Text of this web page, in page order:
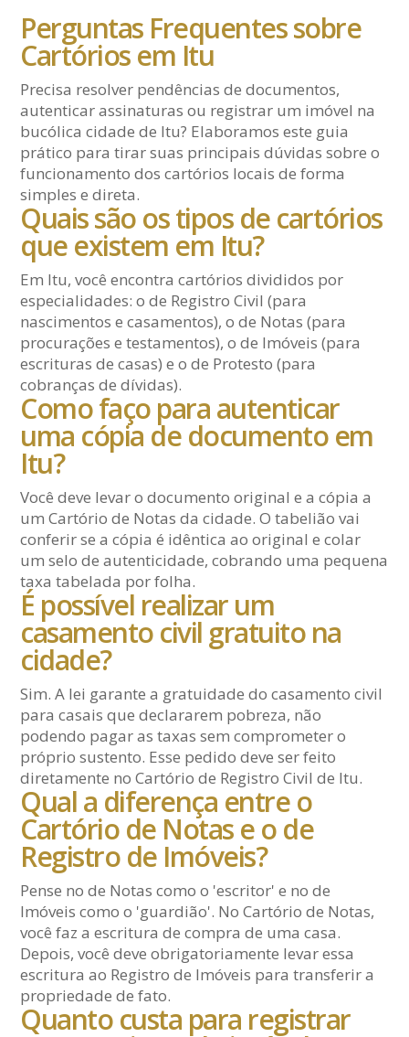
Perguntas Frequentes sobre
Cartórios em Itu
Precisa resolver pendências de documentos,
autenticar assinaturas ou registrar um imóvel na
bucólica cidade de Itu? Elaboramos este guia
prático para tirar suas principais dúvidas sobre o
funcionamento dos cartórios locais de forma
simples e direta.
Quais são os tipos de cartórios
que existem em Itu?
Em Itu, você encontra cartórios divididos por
especialidades: o de Registro Civil (para
nascimentos e casamentos), o de Notas (para
procurações e testamentos), o de Imóveis (para
escrituras de casas) e o de Protesto (para
cobranças de dívidas).
Como faço para autenticar
uma cópia de documento em
Itu?
Você deve levar o documento original e a cópia a
um Cartório de Notas da cidade. O tabelião vai
conferir se a cópia é idêntica ao original e colar
um selo de autenticidade, cobrando uma pequena
taxa tabelada por folha.
É possível realizar um
casamento civil gratuito na
cidade?
Sim. A lei garante a gratuidade do casamento civil
para casais que declararem pobreza, não
podendo pagar as taxas sem comprometer o
próprio sustento. Esse pedido deve ser feito
diretamente no Cartório de Registro Civil de Itu.
Qual a diferença entre o
Cartório de Notas e o de
Registro de Imóveis?
Pense no de Notas como o 'escritor' e no de
Imóveis como o 'guardião'. No Cartório de Notas,
você faz a escritura de compra de uma casa.
Depois, você deve obrigatoriamente levar essa
escritura ao Registro de Imóveis para transferir a
propriedade de fato.
Quanto custa para registrar